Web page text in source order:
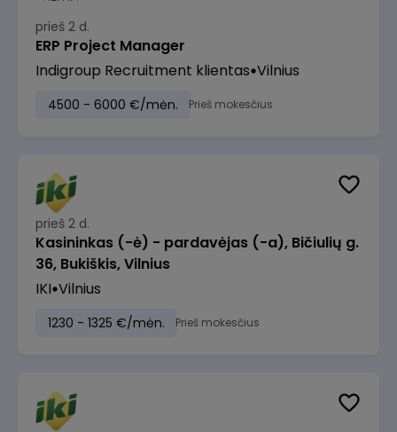
prieš 2 d.
ERP Project Manager
Indigroup Recruitment klientas Vilnius
4500 - 6000 €/mėn. Prieš mokesčius
prieš 2 d.
Kasininkas (-ė) - pardavėjas (-a), Bičiulių g.
36, Bukiškis, Vilnius
IKI Vilnius
1230 - 1325 €/mėn. Prieš mokesčius